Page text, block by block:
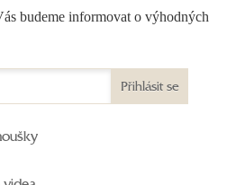
budeme informovat o výhodných
Přihlásit se